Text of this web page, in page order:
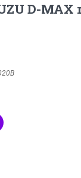
D-MAX